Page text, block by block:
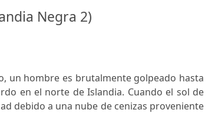
Negra 2)
un hombre es brutalmente golpeado hasta
en el norte de Islandia. Cuando el sol de
debido a una nube de cenizas proveniente